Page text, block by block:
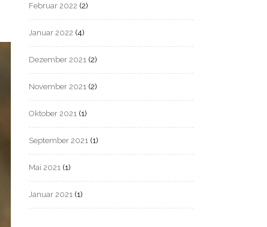
Februar 2022 (2)
Januar 2022 (4)
Dezember 2021 (2)
November 2021 (2)
Oktober 2021 (1)
September 2021 (1)
Mai 2021 (1)
Januar 2021 (1)